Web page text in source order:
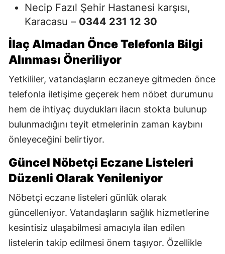
Necip Fazıl Şehir Hastanesi karşısı,
Karacasu – 0344 231 12 30
İlaç Almadan Önce Telefonla Bilgi
Alınması Öneriliyor
Yetkililer, vatandaşların eczaneye gitmeden önce
telefonla iletişime geçerek hem nöbet durumunu
hem de ihtiyaç duydukları ilacın stokta bulunup
bulunmadığını teyit etmelerinin zaman kaybını
önleyeceğini belirtiyor.
Güncel Nöbetçi Eczane Listeleri
Düzenli Olarak Yenileniyor
Nöbetçi eczane listeleri günlük olarak
güncelleniyor. Vatandaşların sağlık hizmetlerine
kesintisiz ulaşabilmesi amacıyla ilan edilen
listelerin takip edilmesi önem taşıyor. Özellikle